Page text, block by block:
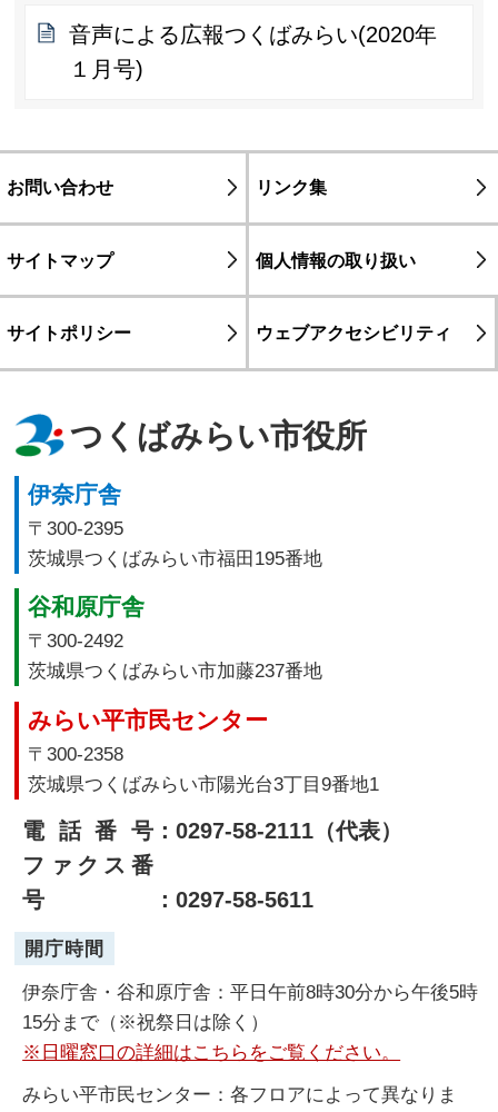
音声による広報つくばみらい(2020年
１月号)
お問い合わせ リンク集
サイトマップ 個人情報の取り扱い
サイトポリシー ウェブアクセシビリティ
つくばみらい市役所
伊奈庁舎
〒300-2395
茨城県つくばみらい市福田195番地
谷和原庁舎
〒300-2492
茨城県つくばみらい市加藤237番地
みらい平市民センター
〒300-2358
茨城県つくばみらい市陽光台3丁目9番地1
電話番号：0297-58-2111（代表）
ファクス番
号
：0297-58-5611
開庁時間
伊奈庁舎・谷和原庁舎：平日午前8時30分から午後5時
15分まで（※祝祭日は除く）
※日曜窓口の詳細はこちらをご覧ください。
みらい平市民センター：各フロアによって異なりま